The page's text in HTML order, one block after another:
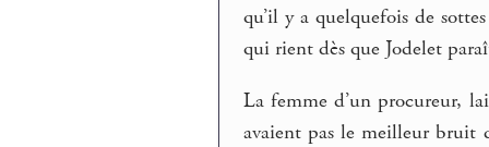
qu’il y a quelquefois de
qui rient dès que Jodelet
La femme d’un procureur,
avaient pas le meilleur bruit